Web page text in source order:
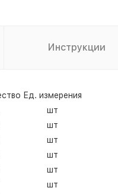
Инструкции
Ед. измерения
шт
шт
шт
шт
шт
шт